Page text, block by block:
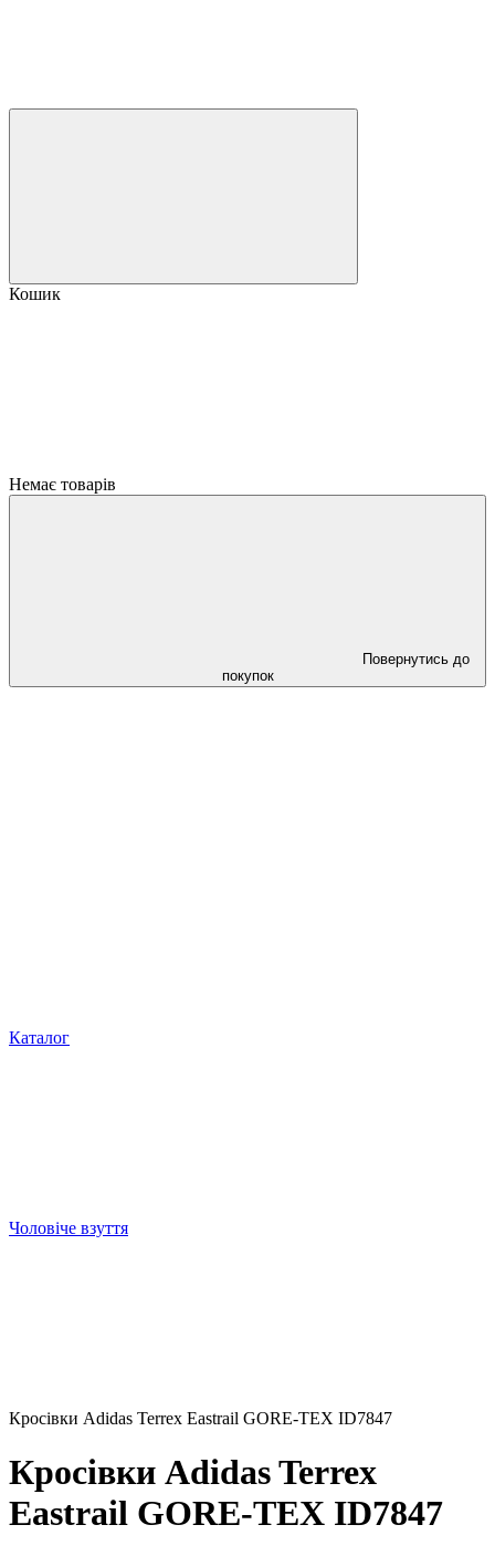
Кошик
Немає товарів
Повернутись до
покупок
Каталог
Чоловіче взуття
Кросівки Adidas Terrex Eastrail GORE-TEX ID7847
Кросівки Adidas Terrex
Eastrail GORE-TEX ID7847